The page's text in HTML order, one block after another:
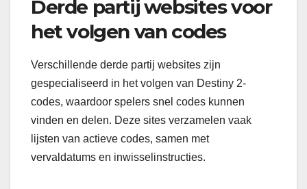
Derde partij websites voor
het volgen van codes
Verschillende derde partij websites zijn
gespecialiseerd in het volgen van Destiny 2-
codes, waardoor spelers snel codes kunnen
vinden en delen. Deze sites verzamelen vaak
lijsten van actieve codes, samen met
vervaldatums en inwisselinstructies.